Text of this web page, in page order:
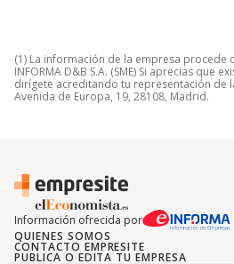
(1) La información de la empresa procede
INFORMA D&B S.A. (SME) Si aprecias que
dirígete acreditando tu representación de
Avenida de Europa, 19, 28108, Madrid.
Información ofrecida por
QUIENES SOMOS
CONTACTO EMPRESITE
PUBLICA O EDITA TU EMPRESA